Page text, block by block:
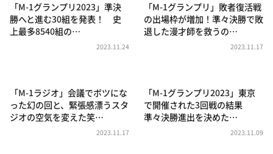
「M-1グランプリ2023」準決
勝へと進む30組を発表！ 史
上最多8540組の…
2023.11.24
「M-1グランプリ」敗者復活戦
の出場枠が増加！準々決勝で敗
退した漫才師を救うの…
2023.11.17
「M-1ラジオ」会議でボツにな
った幻の回と、緊張感漂うスタ
ジオの空気を変えた笑…
2023.11.17
「M-1グランプリ2023」東京
で開催された3回戦の結果
準々決勝進出を決めた…
2023.11.09